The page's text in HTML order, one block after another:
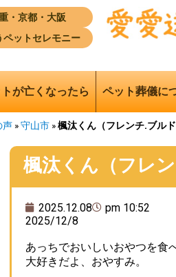
・京都・大阪
ペットセレモニー
が亡くなったら ペット葬儀に
声 »守山市 »楓汰くん（フレンチ.ブルド
楓汰くん（フレ
2025.12.08
pm 10:52
2025/12/8
あっちでおいしいおやつを食
大好きだよ、おやすみ。